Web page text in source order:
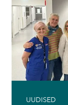
UUDISED